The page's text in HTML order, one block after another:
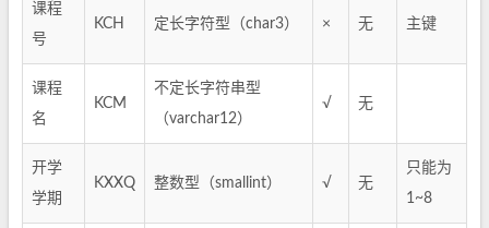
课程
号
KCH 定长字符型（char3） × 无 主键
课程
名
KCM
不定长字符串型
（varchar12）
√ 无
开学
学期
KXXQ 整数型（smallint） √ 无
只能为
1~8